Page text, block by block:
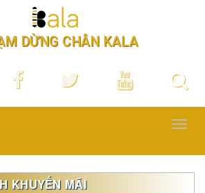
DỪNG CHÂN KALA
KHUYẾN MÃI